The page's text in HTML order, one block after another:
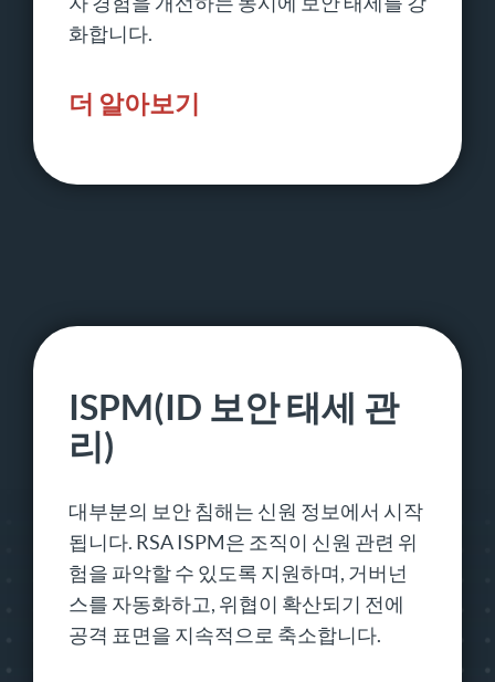
화합니다.
더 알아보기
ISPM(ID 보안 태세 관
리)
대부분의 보안 침해는 신원 정보에서 시작
됩니다. RSA ISPM은 조직이 신원 관련 위
험을 파악할 수 있도록 지원하며, 거버넌
스를 자동화하고, 위협이 확산되기 전에
공격 표면을 지속적으로 축소합니다.